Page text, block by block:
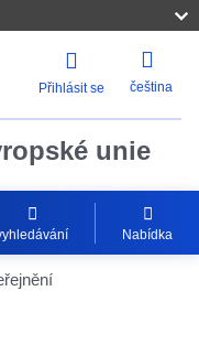
Přihlásit se čeština
unie
Nabídka
Portlet